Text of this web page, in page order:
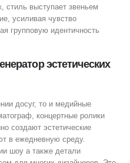
стиль выступает звеньем
усиливая чувство
групповую идентичность
эстетических
досуг, то и медийные
концертные ролики
создают эстетические
в ежедневную среду.
шоу а также детали